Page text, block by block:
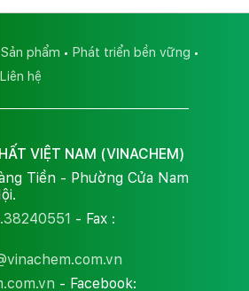
Sản phẩm
Phát triển bền vững
Liên hệ
VIỆT NAM (VINACHEM)
Tiền - Phường Cửa Nam
- Fax :
- Facebook: